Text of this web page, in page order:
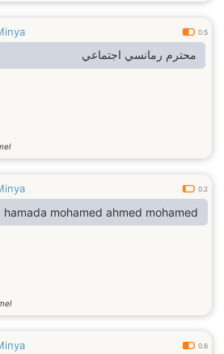
0.5
محترم رمانسي اجتماعي
0.2
hamada mohamed ahmed mohamed
0.6